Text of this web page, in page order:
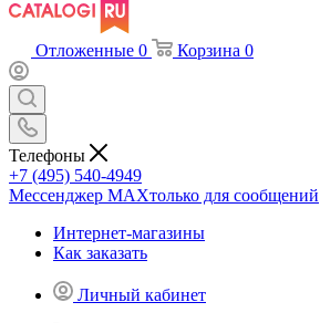
Отложенные 0 Корзина 0
Телефоны
+7 (495) 540-4949
Мессенджер МАХтолько для сообщений
Интернет-магазины
Как заказать
Личный кабинет